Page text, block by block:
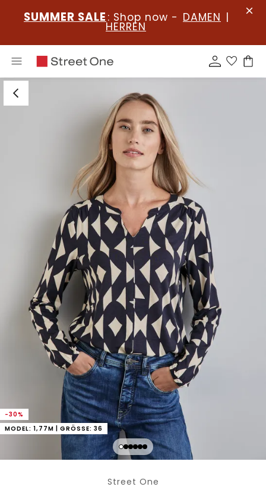
SUMMER SALE : Shop now - DAMEN |
HERREN
-30%
MODEL: 1,77M | GRÖSSE: 36
Street One